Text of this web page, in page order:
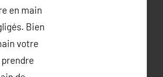
en main
Bien
votre